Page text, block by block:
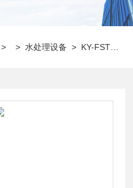
> >水处理设备 > KY-FST厂家供应反渗透水处理设备 反渗透机组